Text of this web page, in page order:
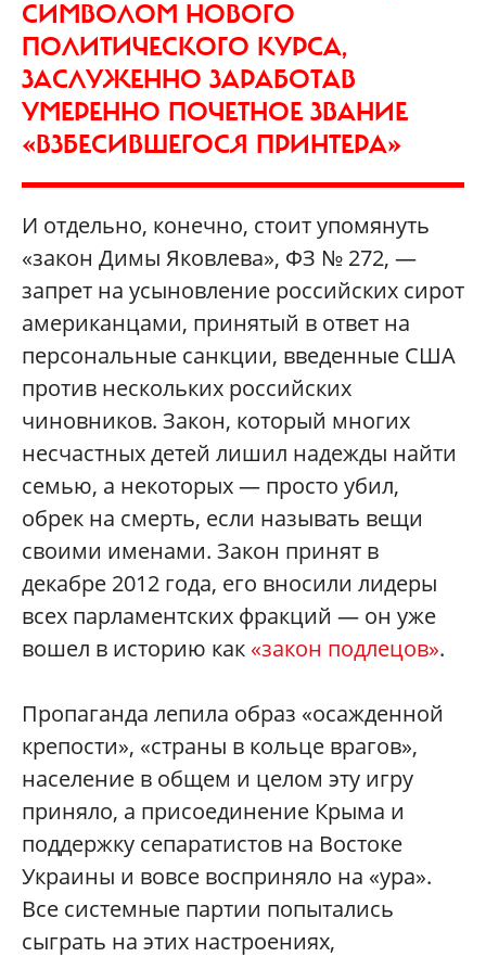
СИМВОЛОМ НОВОГО
ПОЛИТИЧЕСКОГО КУРСА,
ЗАСЛУЖЕННО ЗАРАБОТАВ
УМЕРЕННО ПОЧЕТНОЕ ЗВАНИЕ
«ВЗБЕСИВШЕГОСЯ ПРИНТЕРА»
И отдельно, конечно, стоит упомянуть
«закон Димы Яковлева», ФЗ № 272, —
запрет на усыновление российских сирот
американцами, принятый в ответ на
персональные санкции, введенные США
против нескольких российских
чиновников. Закон, который многих
несчастных детей лишил надежды найти
семью, а некоторых — просто убил,
обрек на смерть, если называть вещи
своими именами. Закон принят в
декабре 2012 года, его вносили лидеры
всех парламентских фракций — он уже
вошел в историю как «закон подлецов».
Пропаганда лепила образ «осажденной
крепости», «страны в кольце врагов»,
население в общем и целом эту игру
приняло, а присоединение Крыма и
поддержку сепаратистов на Востоке
Украины и вовсе восприняло на «ура».
Все системные партии попытались
сыграть на этих настроениях,